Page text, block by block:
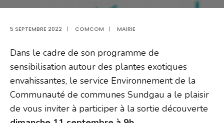
5 SEPTEMBRE 2022 | COMCOM | MAIRIE
Dans le cadre de son programme de
sensibilisation autour des plantes exotiques
envahissantes, le service Environnement de la
Communauté de communes Sundgau a le plaisir
de vous inviter à participer à la sortie découverte